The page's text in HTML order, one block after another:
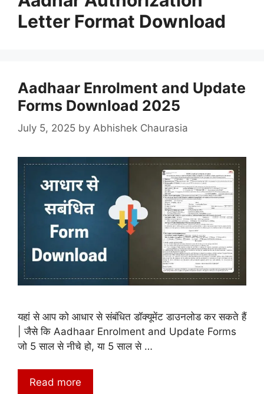
Letter Format Download
Aadhaar Enrolment and Update
Forms Download 2025
July 5, 2025 by Abhishek Chaurasia
यहां से आप को आधार से संबंधित डॉक्यूमेंट डाउनलोड कर सकते हैं
| जैसे कि Aadhaar Enrolment and Update Forms
जो 5 साल से नीचे हो, या 5 साल से …
Read more